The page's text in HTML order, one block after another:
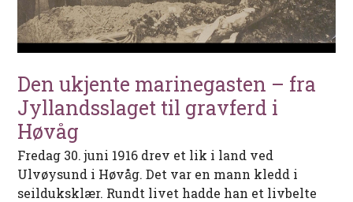
Den ukjente marinegasten – fra
Jyllandsslaget til gravferd i
Høvåg
Fredag 30. juni 1916 drev et lik i land ved
Ulvøysund i Høvåg. Det var en mann kledd i
seilduksklær. Rundt livet hadde han et livbelte